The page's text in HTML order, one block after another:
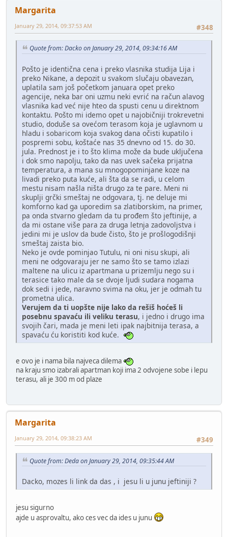
Margarita
#348
January 29, 2014, 09:37:53 AM
Quote from: Dacko on January 29, 2014, 09:34:16 AM
Pošto je identična cena i preko vlasnika studija Lija i
preko Nikane, a depozit u svakom slučaju obavezan,
uplatila sam još početkom januara opet preko
agencije, neka bar oni uzmu neki evrić na račun alavog
vlasnika kad već nije hteo da spusti cenu u direktnom
kontaktu. Pošto mi idemo opet u najobičniji trokrevetni
studio, doduše sa ovećom terasom koja je uglavnom u
hladu i sobaricom koja svakog dana očisti kupatilo i
pospremi sobu, koštaće nas 35 dnevno od 15. do 30.
jula. Prednost je i to što klima može da bude uključena
i dok smo napolju, tako da nas uvek sačeka prijatna
temperatura, a mana su mnogopominjane koze na
livadi preko puta kuće, ali šta da se radi, u celom
mestu nisam našla ništa drugo za te pare. Meni ni
skuplji grčki smeštaj ne odgovara, tj. ne deluje mi
komforno kad ga uporedim sa zlatiborskim, na primer,
pa onda stvarno gledam da tu prođem što jeftinije, a
da mi ostane više para za druga letnja zadovoljstva i
jedini mi je uslov da bude čisto, što je prošlogodišnji
smeštaj zaista bio.
Neko je ovde pominjao Tutulu, ni oni nisu skupi, ali
meni ne odgovaraju jer ne samo što se tamo izlazi
maltene na ulicu iz apartmana u prizemlju nego su i
terasice tako male da se dvoje ljudi sudara nogama
dok sedi i jede, naravno svima na oku, jer je odmah tu
prometna ulica.
Verujem da ti uopšte nije lako da rešiš hoćeš li
posebnu spavaću ili veliku terasu, i jedno i drugo ima
svojih čari, mada je meni leti ipak najbitnija terasa, a
spavaću ću koristiti kod kuće.
e ovo je i nama bila najveca dilema
na kraju smo izabrali apartman koji ima 2 odvojene sobe i lepu
terasu, ali je 300 m od plaze
Margarita
#349
January 29, 2014, 09:38:23 AM
Quote from: Deda on January 29, 2014, 09:35:44 AM
Dacko, mozes li link da das , i jesu li u junu jeftiniji ?
jesu sigurno
ajde u asprovaltu, ako ces vec da ides u junu